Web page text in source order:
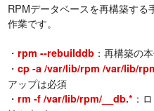
RPMデータベースを再構築する
作業です。
・ rpm --rebuilddb ：再構築の
・cp -a /var/lib/rpm /var/lib/
アップは必須
・ rm -f /var/lib/rpm/__db.* ：